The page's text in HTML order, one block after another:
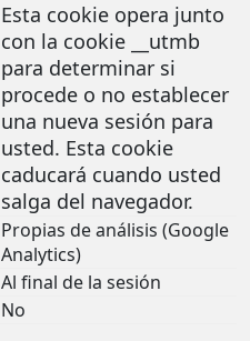
Esta cookie opera junto
con la cookie __utmb
para determinar si
procede o no establecer
una nueva sesión para
usted. Esta cookie
caducará cuando usted
salga del navegador.
Propias de análisis (Google
Analytics)
Al final de la sesión
No